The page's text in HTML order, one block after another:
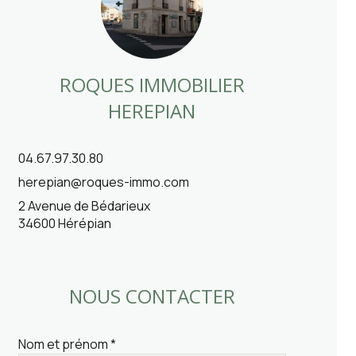
ROQUES IMMOBILIER
HEREPIAN
04.67.97.30.80
herepian@roques-immo.com
2 Avenue de Bédarieux
34600 Hérépian
NOUS CONTACTER
Nom et prénom *